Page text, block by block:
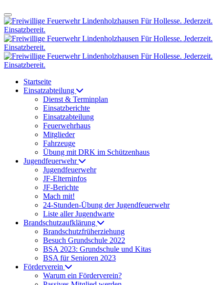
Startseite
Einsatzabteilung
Dienst & Terminplan
Einsatzberichte
Einsatzabteilung
Feuerwehrhaus
Mitglieder
Fahrzeuge
Übung mit DRK im Schützenhaus
Jugendfeuerwehr
Jugendfeuerwehr
JF-Elterninfos
JF-Berichte
Mach mit!
24-Stunden-Übung der Jugendfeuerwehr
Liste aller Jugendwarte
Brandschutzaufklärung
Brandschutzfrüherziehung
Besuch Grundschule 2022
BSA 2023: Grundschule und Kitas
BSA für Senioren 2023
Förderverein
Warum ein Förderverein?